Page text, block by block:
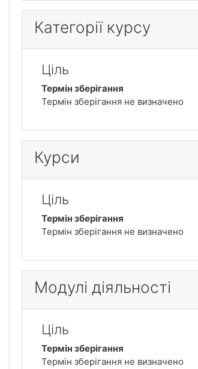
Категорії курсу
Ціль
Термін зберігання
Термін зберігання не визначено
Курси
Ціль
Термін зберігання
Термін зберігання не визначено
Модулі діяльності
Ціль
Термін зберігання
Термін зберігання не визначено